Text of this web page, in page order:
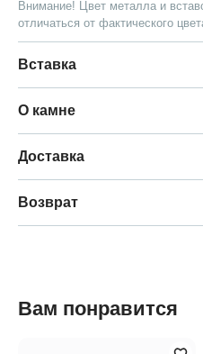
Внимание! Цвет металла и
отличаться от фактического
Вставка
О камне
Доставка
Возврат
Вам понравится